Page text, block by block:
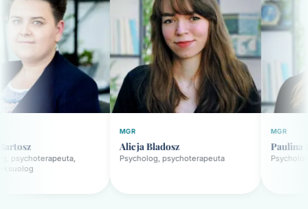
Alicja Bladosz
Psycholog, psychoterapeuta
Paulina Lisiak
Psycholog,